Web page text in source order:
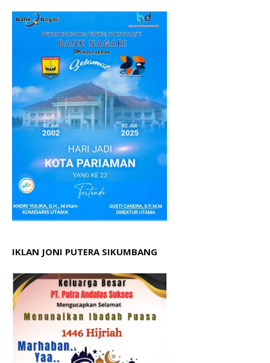
IKLAN JONI PUTERA SIKUMBANG